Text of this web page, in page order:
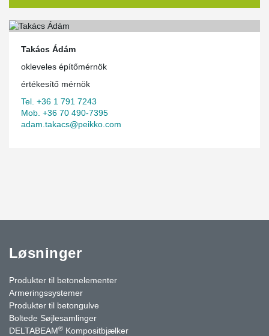
Takács Ádám
okleveles építőmérnök
értékesítő mérnök
Tel. +36 1 791 7243
Mob. +36 70 490-7395
adam.takacs@peikko.com
Løsninger
Produkter til betonelementer
Armeringssystemer
Produkter til betongulve
Boltede Søjlesamlinger
DELTABEAM® Kompositbjælker